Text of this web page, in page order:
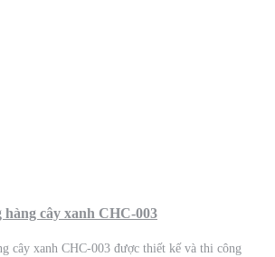
cây xanh CHC-003
cây xanh CHC-003 được thiết kế và thi công